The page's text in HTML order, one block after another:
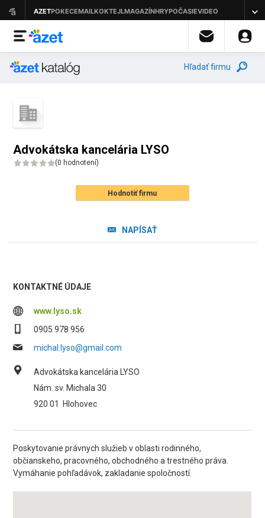
Hľadať firmu
Advokátska kancelária LYSO
(0 hodnotení)
Hodnotiť firmu
NAPÍSAŤ
KONTAKTNÉ ÚDAJE
www.lyso.sk
0905 978 956
michal.lyso@gmail.com
Advokátska kancelária LYSO
Nám. sv. Michala 30
920 01
Hlohovec
Poskytovanie právnych služieb v oblasti rodinného,
občianskeho, pracovného, obchodného a trestného práva.
Vymáhanie pohľadávok, zakladanie spoločností.